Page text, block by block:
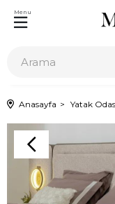
Menu
Anasayfa Yatak